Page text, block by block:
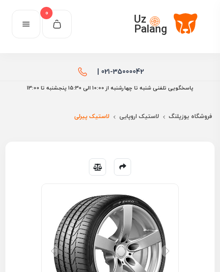
Uz
Palang
0
021-35000042 |
پاسخگویی تلفنی شنبه تا چهارشنبه از 10:00 الی ۱۵:30 پنجشنبه تا 13:00
فروشگاه یوزپلنگ لاستیک اروپایی لاستیک پیرلی